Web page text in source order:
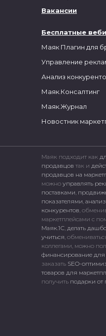
Бесплатные
Маяк Плагин для
Управление
Анализ
Маяк.Консалтинг
Маяк.Журнал
Новостник
Вакансии
Маяк подходит как
продавцов так и
продавцов на
можно управлять
поставками
показателями
конкурентов ,
маркетплейсами c
Маяк.1С делать
учиться ,
коллегами, можно
финансирование для
заказать SEO-
товаров для
получить подарки от